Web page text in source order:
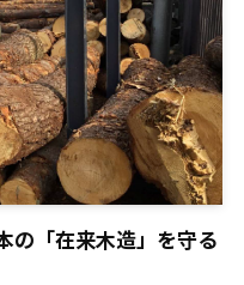
の「在来木造」を守る